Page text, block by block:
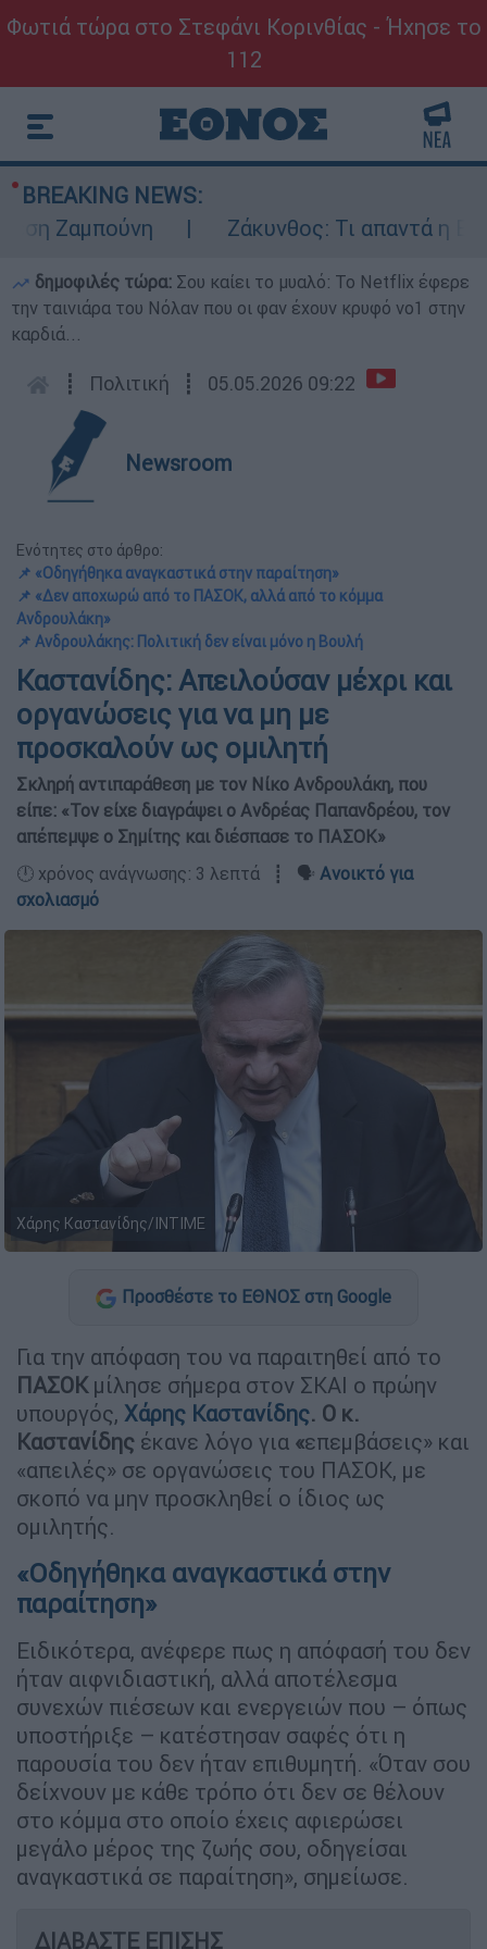
Φωτιά τώρα στο Στεφάνι Κορινθίας - Ήχησε το
112
BREAKING NEWS:
Ζαμπούνη
Ζάκυνθος: Τι απαντά η ΕΛΑΣ
δημοφιλές τώρα: Σου καίει το μυαλό: Το Netflix έφερε
την ταινιάρα του Νόλαν που οι φαν έχουν κρυφό νο1 στην
καρδιά...
┋ Πολιτική ┋ 05.05.2026 09:22
Newsroom
Ενότητες στο άρθρο:
📌 «Οδηγήθηκα αναγκαστικά στην παραίτηση»
📌 «Δεν αποχωρώ από το ΠΑΣΟΚ, αλλά από το κόμμα
Ανδρουλάκη»
📌 Ανδρουλάκης: Πολιτική δεν είναι μόνο η Βουλή
Καστανίδης: Απειλούσαν μέχρι και
οργανώσεις για να μη με
προσκαλούν ως ομιλητή
Σκληρή αντιπαράθεση με τον Νίκο Ανδρουλάκη, που
είπε: «Τον είχε διαγράψει ο Ανδρέας Παπανδρέου, τον
απέπεμψε ο Σημίτης και διέσπασε το ΠΑΣΟΚ»
🕛 χρόνος ανάγνωσης: 3 λεπτά ┋ 🗣️ Ανοικτό για
σχολιασμό
Χάρης Καστανίδης/ΙΝΤΙΜΕ
Προσθέστε το ΕΘΝΟΣ στη Google
Για την απόφαση του να παραιτηθεί από το
ΠΑΣΟΚ μίλησε σήμερα στον ΣΚΑΙ ο πρώην
υπουργός, Χάρης Καστανίδης. Ο κ.
Καστανίδης έκανε λόγο για «επεμβάσεις» και
«απειλές» σε οργανώσεις του ΠΑΣΟΚ, με
σκοπό να μην προσκληθεί ο ίδιος ως
ομιλητής.
«Οδηγήθηκα αναγκαστικά στην
παραίτηση»
Ειδικότερα, ανέφερε πως η απόφασή του δεν
ήταν αιφνιδιαστική, αλλά αποτέλεσμα
συνεχών πιέσεων και ενεργειών που – όπως
υποστήριξε – κατέστησαν σαφές ότι η
παρουσία του δεν ήταν επιθυμητή. «Όταν σου
δείχνουν με κάθε τρόπο ότι δεν σε θέλουν
στο κόμμα στο οποίο έχεις αφιερώσει
μεγάλο μέρος της ζωής σου, οδηγείσαι
αναγκαστικά σε παραίτηση», σημείωσε.
ΔΙΑΒΑΣΤΕ ΕΠΙΣΗΣ